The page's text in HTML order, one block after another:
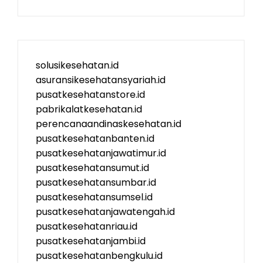
solusikesehatan.id
asuransikesehatansyariah.id
pusatkesehatanstore.id
pabrikalatkesehatan.id
perencanaandinaskesehatan.id
pusatkesehatanbanten.id
pusatkesehatanjawatimur.id
pusatkesehatansumut.id
pusatkesehatansumbar.id
pusatkesehatansumsel.id
pusatkesehatanjawatengah.id
pusatkesehatanriau.id
pusatkesehatanjambi.id
pusatkesehatanbengkulu.id